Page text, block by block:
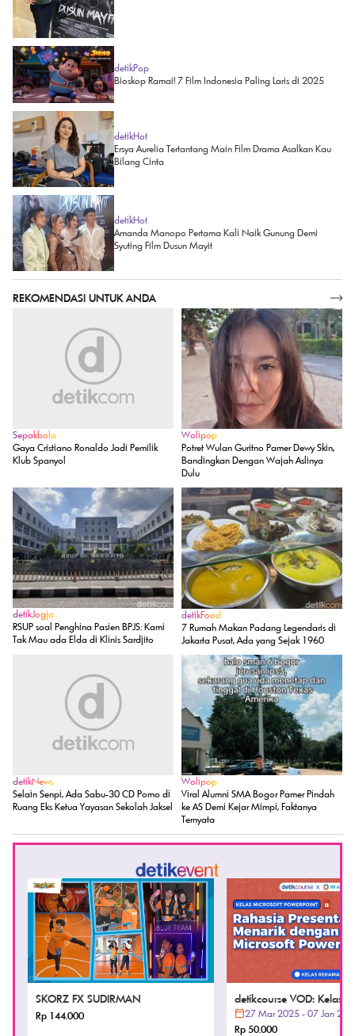
detikPop
Bioskop Ramai! 7 Film Indonesia Paling Laris di 2025
detikHot
Ersya Aurelia Tertantang Main Film Drama Asalkan Kau
Bilang Cinta
detikHot
Amanda Manopo Pertama Kali Naik Gunung Demi
Syuting Film Dusun Mayit
REKOMENDASI UNTUK ANDA
Sepakbola
Gaya Cristiano Ronaldo Jadi Pemilik
Klub Spanyol
Wolipop
Potret Wulan Guritno Pamer Dewy Skin,
Bandingkan Dengan Wajah Aslinya
Dulu
detikJogja
RSUP soal Penghina Pasien BPJS: Kami
Tak Mau ada Elda di Klinis Sardjito
detikFood
7 Rumah Makan Padang Legendaris di
Jakarta Pusat, Ada yang Sejak 1960
detikNews
Selain Senpi, Ada Sabu-30 CD Porno di
Ruang Eks Ketua Yayasan Sekolah Jaksel
Wolipop
Viral Alumni SMA Bogor Pamer Pindah
ke AS Demi Kejar Mimpi, Faktanya
Ternyata
SKORZ FX SUDIRMAN
Rp 144.000
detikcourse VOD: Kelas
PowerPoint
27 Mar 2025 - 07 Jan
Rp 50.000